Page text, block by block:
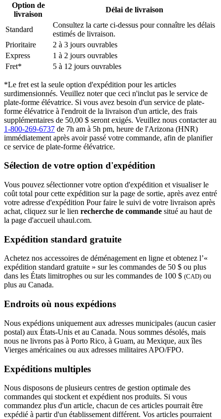
Option de
livraison
Délai de livraison
Standard
Consultez la carte ci-dessus pour connaître les délais
estimés de livraison.
Prioritaire
2 à 3 jours ouvrables
Express
1 à 2 jours ouvrables
Fret*
5 à 12 jours ouvrables
*Le fret est la seule option d'expédition pour les articles
surdimensionnés. Veuillez noter que ceci n'inclut pas le service de
plate-forme élévatrice. Si vous avez besoin d'un service de plate-
forme élévatrice à l'endroit de la livraison d'un article, des frais
supplémentaires de 50,00 $ seront exigés. Veuillez nous contacter au
1-800-269-6737 de 7h am à 5h pm, heure de l'Arizona (HNR)
immédiatement après avoir passé votre commande, afin de planifier
ce service de plate-forme élévatrice.
Sélection de votre option d'expédition
Vous pouvez sélectionner votre option d'expédition et visualiser le
coût total pour cette expédition sur la page de sortie, après avez entré
votre adresse d'expédition Pour faire le suivi de votre livraison après
achat, cliquez sur le lien recherche de commande situé au haut de
la page d'accueil uhaul.com.
Expédition standard gratuite
Achetez nos accessoires de déménagement en ligne et obtenez l’«
expédition standard gratuite » sur les commandes de 50 $ ou plus
dans les États limitrophes ou sur les commandes de 100 $ (CAD) ou
plus au Canada.
Endroits où nous expédions
Nous expédions uniquement aux adresses municipales (aucun casier
postal) aux États-Unis et au Canada. Nous sommes désolés, mais
nous ne livrons pas à Porto Rico, à Guam, au Mexique, aux îles
Vierges américaines ou aux adresses militaires APO/FPO.
Expéditions multiples
Nous disposons de plusieurs centres de gestion optimale des
commandes qui stockent et expédient nos produits. Si vous
commandez plus d'un article, chacun de ces articles pourrait être
expédié à partir d'un établissement différent. Vos articles pourraient